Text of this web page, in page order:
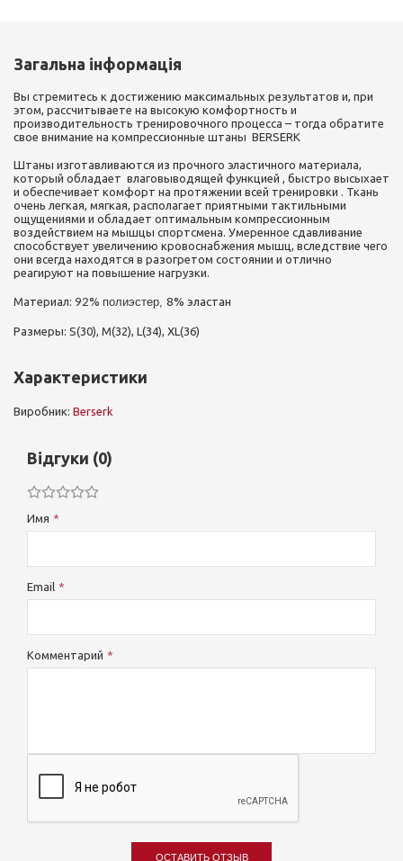
Загальна інформація
Вы стремитесь к достижению максимальных результатов и, при
этом, рассчитываете на высокую комфортность и
производительность тренировочного процесса – тогда обратите
свое внимание на компрессионные штаны BERSERK
Штаны изготавливаются из прочного эластичного материала,
который обладает влаговыводящей функцией , быстро высыхает
и обеспечивает комфорт на протяжении всей тренировки . Ткань
очень легкая, мягкая, располагает приятными тактильными
ощущениями и обладает оптимальным компрессионным
воздействием на мышцы спортсмена. Умеренное сдавливание
способствует увеличению кровоснабжения мышц, вследствие чего
они всегда находятся в разогретом состоянии и отлично
реагируют на повышение нагрузки.
Материал: 92% полиэстер, 8% эластан
Размеры: S(30), M(32), L(34), XL(36)
Характеристики
Виробник: Berserk
Відгуки (0)
Имя
Email
Комментарий
ОСТАВИТЬ ОТЗЫВ